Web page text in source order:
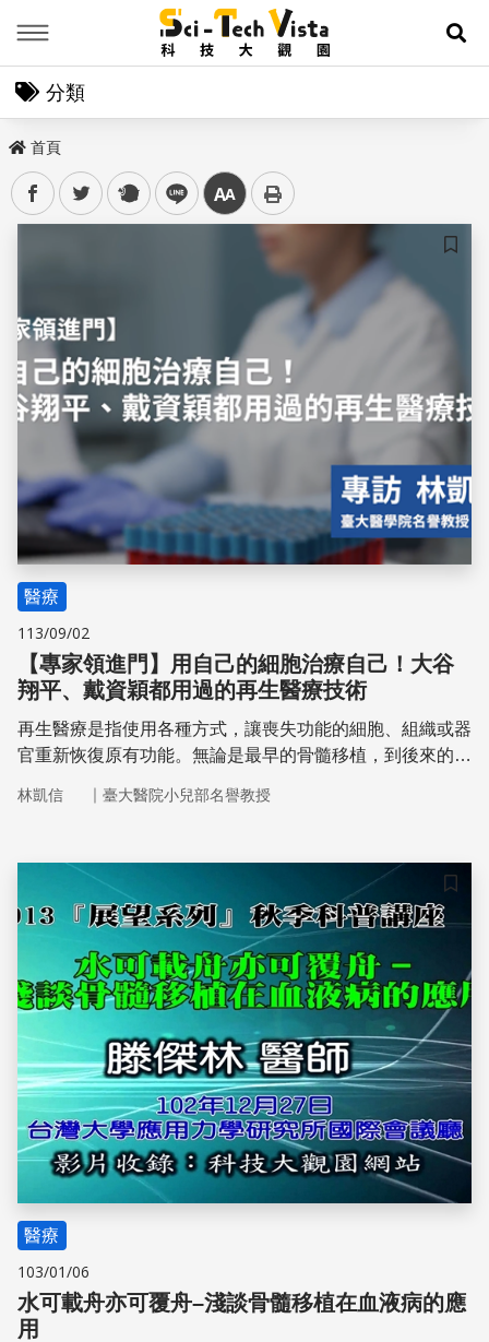
展
分類
首頁
facebooktwitter plurk line 中
儲存
醫療
113/09/02
【專家領進門】用自己的細胞治療自己！大谷
翔平、戴資穎都用過的再生醫療技術
再生醫療是指使用各種方式，讓喪失功能的細胞、組織或器
官重新恢復原有功能。無論是最早的骨髓移植，到後來的臍
最具發展潛力的細胞，因為他們具有形成特定組織，或器官
林凱信 ｜ 臺大醫院小兒部名譽教授
儲存
醫療
103/01/06
水可載舟亦可覆舟–淺談骨髓移植在血液病的應
用